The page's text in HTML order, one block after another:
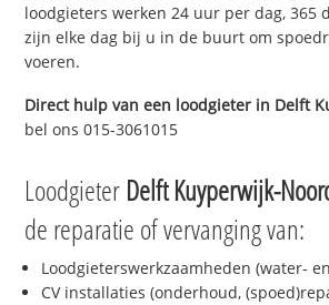
loodgieters werken 24 uur per dag, 365
zijn elke dag bij u in de buurt om
voeren.
Direct hulp van een loodgieter in Delft
bel ons 015-3061015
Loodgieter Delft Kuyperwijk-
de reparatie of vervanging van:
Loodgieterswerkzaamheden (water-
CV installaties (onderhoud,